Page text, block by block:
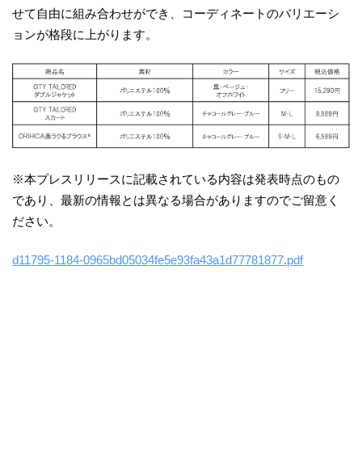
せて自由に組み合わせができ、コーディネートのバリエーシ
ョンが格段に上がります。
※本プレスリリースに記載されている内容は発表時点のもの
であり、最新の情報とは異なる場合がありますのでご留意く
ださい。
d11795-1184-0965bd05034fe5e93fa43a1d77781877.pdf